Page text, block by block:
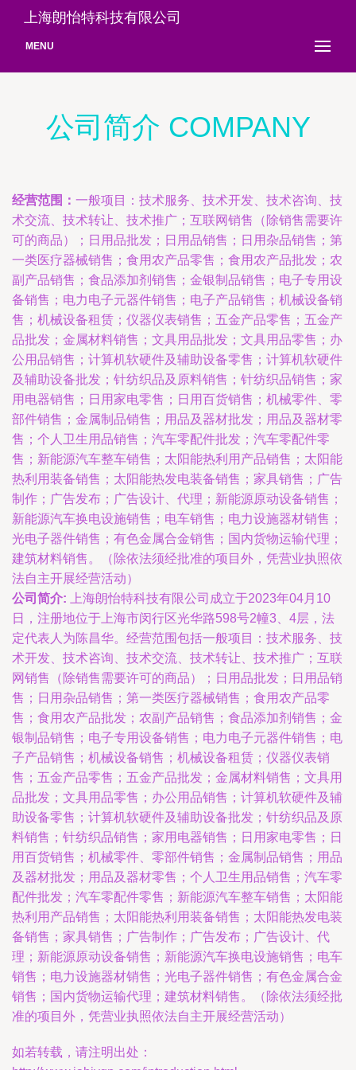
上海朗怡特科技有限公司
MENU
公司简介 COMPANY
经营范围： 一般项目：技术服务、技术开发、技术咨询、技
术交流、技术转让、技术推广；互联网销售（除销售需要许
可的商品）；日用品批发；日用品销售；日用杂品销售；第
一类医疗器械销售；食用农产品零售；食用农产品批发；农
副产品销售；食品添加剂销售；金银制品销售；电子专用设
备销售；电力电子元器件销售；电子产品销售；机械设备销
售；机械设备租赁；仪器仪表销售；五金产品零售；五金产
品批发；金属材料销售；文具用品批发；文具用品零售；办
公用品销售；计算机软硬件及辅助设备零售；计算机软硬件
及辅助设备批发；针纺织品及原料销售；针纺织品销售；家
用电器销售；日用家电零售；日用百货销售；机械零件、零
部件销售；金属制品销售；用品及器材批发；用品及器材零
售；个人卫生用品销售；汽车零配件批发；汽车零配件零
售；新能源汽车整车销售；太阳能热利用产品销售；太阳能
热利用装备销售；太阳能热发电装备销售；家具销售；广告
制作；广告发布；广告设计、代理；新能源原动设备销售；
新能源汽车换电设施销售；电车销售；电力设施器材销售；
光电子器件销售；有色金属合金销售；国内货物运输代理；
建筑材料销售。（除依法须经批准的项目外，凭营业执照依
法自主开展经营活动）
公司简介: 上海朗怡特科技有限公司成立于2023年04月10
日，注册地位于上海市闵行区光华路598号2幢3、4层，法
定代表人为陈昌华。经营范围包括一般项目：技术服务、技
术开发、技术咨询、技术交流、技术转让、技术推广；互联
网销售（除销售需要许可的商品）；日用品批发；日用品销
售；日用杂品销售；第一类医疗器械销售；食用农产品零
售；食用农产品批发；农副产品销售；食品添加剂销售；金
银制品销售；电子专用设备销售；电力电子元器件销售；电
子产品销售；机械设备销售；机械设备租赁；仪器仪表销
售；五金产品零售；五金产品批发；金属材料销售；文具用
品批发；文具用品零售；办公用品销售；计算机软硬件及辅
助设备零售；计算机软硬件及辅助设备批发；针纺织品及原
料销售；针纺织品销售；家用电器销售；日用家电零售；日
用百货销售；机械零件、零部件销售；金属制品销售；用品
及器材批发；用品及器材零售；个人卫生用品销售；汽车零
配件批发；汽车零配件零售；新能源汽车整车销售；太阳能
热利用产品销售；太阳能热利用装备销售；太阳能热发电装
备销售；家具销售；广告制作；广告发布；广告设计、代
理；新能源原动设备销售；新能源汽车换电设施销售；电车
销售；电力设施器材销售；光电子器件销售；有色金属合金
销售；国内货物运输代理；建筑材料销售。（除依法须经批
准的项目外，凭营业执照依法自主开展经营活动）
如若转载，请注明出处：